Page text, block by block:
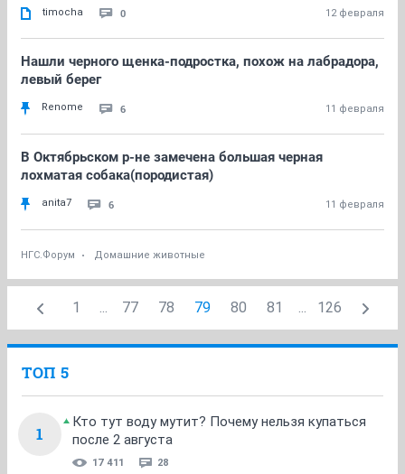
timocha 0 12 февраля
Нашли черного щенка-подростка, похож на лабрадора,
левый берег
Renome 6 11 февраля
В Октябрьском р-не замечена большая черная
лохматая собака(породистая)
anita7 6 11 февраля
НГС.Форум Домашние животные
1 ... 77 78 79 80 81 ... 126
ТОП 5
1
Кто тут воду мутит? Почему нельзя купаться
после 2 августа
17 411 28